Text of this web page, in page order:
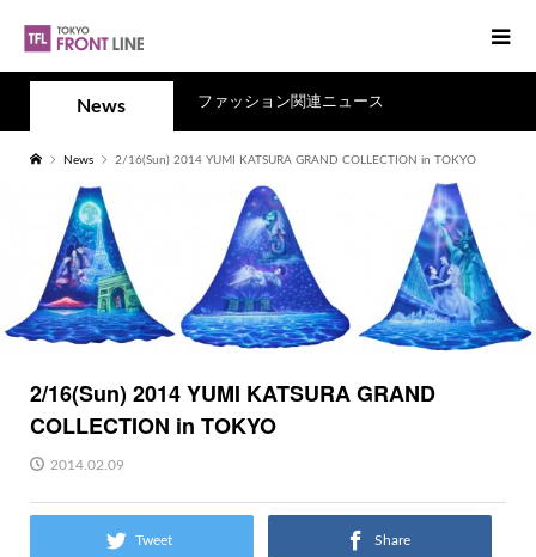
News ファッション関連ニュース
News 2/16(Sun) 2014 YUMI KATSURA GRAND COLLECTION in TOKYO
2/16(Sun) 2014 YUMI KATSURA GRAND
COLLECTION in TOKYO
2014.02.09
Tweet Share